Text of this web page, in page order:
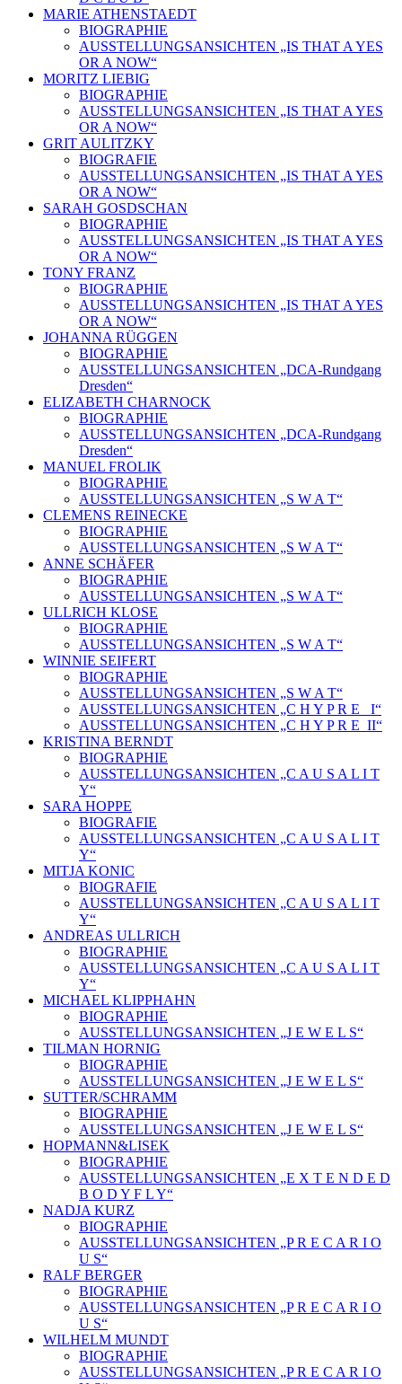
MARIE ATHENSTAEDT
BIOGRAPHIE
AUSSTELLUNGSANSICHTEN „IS THAT A YES
OR A NOW“
MORITZ LIEBIG
BIOGRAPHIE
AUSSTELLUNGSANSICHTEN „IS THAT A YES
OR A NOW“
GRIT AULITZKY
BIOGRAFIE
AUSSTELLUNGSANSICHTEN „IS THAT A YES
OR A NOW“
SARAH GOSDSCHAN
BIOGRAPHIE
AUSSTELLUNGSANSICHTEN „IS THAT A YES
OR A NOW“
TONY FRANZ
BIOGRAPHIE
AUSSTELLUNGSANSICHTEN „IS THAT A YES
OR A NOW“
JOHANNA RÜGGEN
BIOGRAPHIE
AUSSTELLUNGSANSICHTEN „DCA-Rundgang
Dresden“
ELIZABETH CHARNOCK
BIOGRAPHIE
AUSSTELLUNGSANSICHTEN „DCA-Rundgang
Dresden“
MANUEL FROLIK
BIOGRAPHIE
AUSSTELLUNGSANSICHTEN „S W A T“
CLEMENS REINECKE
BIOGRAPHIE
AUSSTELLUNGSANSICHTEN „S W A T“
ANNE SCHÄFER
BIOGRAPHIE
AUSSTELLUNGSANSICHTEN „S W A T“
ULLRICH KLOSE
BIOGRAPHIE
AUSSTELLUNGSANSICHTEN „S W A T“
WINNIE SEIFERT
BIOGRAPHIE
AUSSTELLUNGSANSICHTEN „S W A T“
AUSSTELLUNGSANSICHTEN „C H Y P R E_ I“
AUSSTELLUNGSANSICHTEN „C H Y P R E_II“
KRISTINA BERNDT
BIOGRAPHIE
AUSSTELLUNGSANSICHTEN „C A U S A L I T
Y“
SARA HOPPE
BIOGRAFIE
AUSSTELLUNGSANSICHTEN „C A U S A L I T
Y“
MITJA KONIC
BIOGRAFIE
AUSSTELLUNGSANSICHTEN „C A U S A L I T
Y“
ANDREAS ULLRICH
BIOGRAPHIE
AUSSTELLUNGSANSICHTEN „C A U S A L I T
Y“
MICHAEL KLIPPHAHN
BIOGRAPHIE
AUSSTELLUNGSANSICHTEN „J E W E L S“
TILMAN HORNIG
BIOGRAPHIE
AUSSTELLUNGSANSICHTEN „J E W E L S“
SUTTER/SCHRAMM
BIOGRAPHIE
AUSSTELLUNGSANSICHTEN „J E W E L S“
HOPMANN&LISEK
BIOGRAPHIE
AUSSTELLUNGSANSICHTEN „E X T E N D E D
B O D Y F L Y“
NADJA KURZ
BIOGRAPHIE
AUSSTELLUNGSANSICHTEN „P R E C A R I O
U S“
RALF BERGER
BIOGRAPHIE
AUSSTELLUNGSANSICHTEN „P R E C A R I O
U S“
WILHELM MUNDT
BIOGRAPHIE
AUSSTELLUNGSANSICHTEN „P R E C A R I O